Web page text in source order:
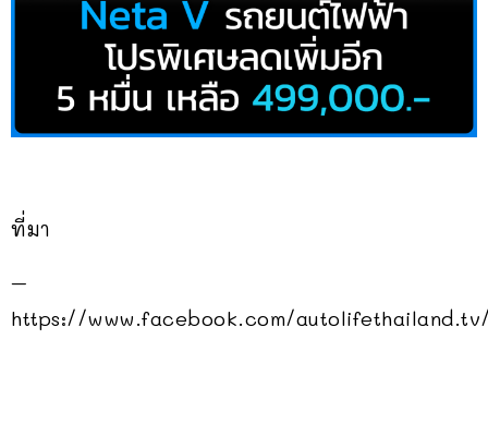
ที่มา
–
https://www.facebook.com/autolifethailand.tv/